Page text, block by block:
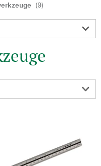
(9)